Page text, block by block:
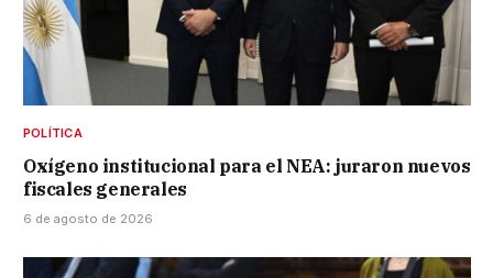
POLÍTICA
Oxígeno institucional para el NEA: juraron nuevos
fiscales generales
6 de agosto de 2026